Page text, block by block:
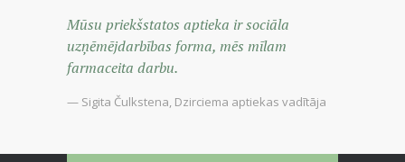
Mūsu priekšstatos aptieka ir sociāla
uzņēmējdarbības forma, mēs mīlam
farmaceita darbu.
— Sigita Čulkstena, Dzirciema aptiekas vadītāja